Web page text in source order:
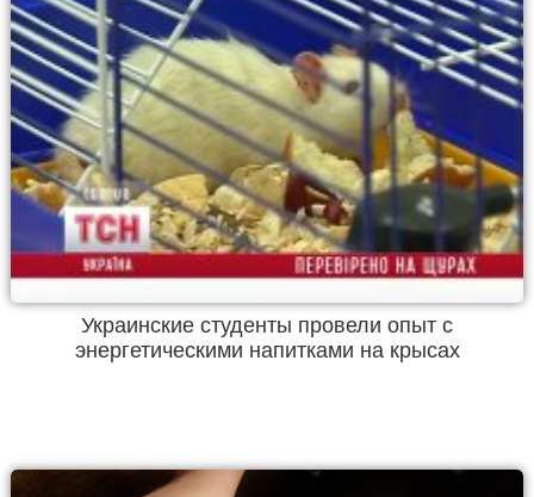
Украинские студенты провели опыт с
энергетическими напитками на крысах